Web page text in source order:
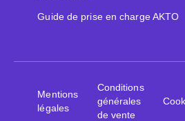
Guide de prise en charge AKTO
Mentions
légales
Conditions
générales
de vente